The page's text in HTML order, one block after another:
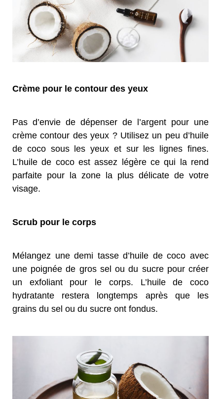
Crème pour le contour des yeux
Pas d’envie de dépenser de l’argent pour une
crème contour des yeux ? Utilisez un peu d’huile
de coco sous les yeux et sur les lignes fines.
L’huile de coco est assez légère ce qui la rend
parfaite pour la zone la plus délicate de votre
visage.
Scrub pour le corps
Mélangez une demi tasse d’huile de coco avec
une poignée de gros sel ou du sucre pour créer
un exfoliant pour le corps. L’huile de coco
hydratante restera longtemps après que les
grains du sel ou du sucre ont fondus.